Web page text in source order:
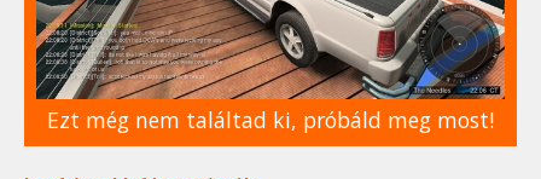
Ezt még nem találtad ki, próbáld meg most!